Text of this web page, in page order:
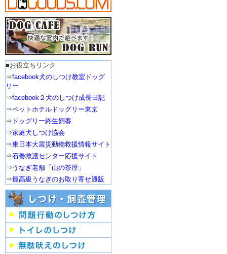
■お役立ちリンク
⇒facebook犬のしつけ教室ドッグ
リー
⇒facebook２犬のしつけ成長日記
⇒ペットホテルドッグリー東京
⇒ ドッグリー終生飼養
⇒家庭犬しつけ協会
⇒東日本大震災動物救援情報サイト
⇒石巻救護センター応援サイト
⇒ うなぎ老舗「山の茶屋」
⇒最高級うなぎのお取り寄せ通販